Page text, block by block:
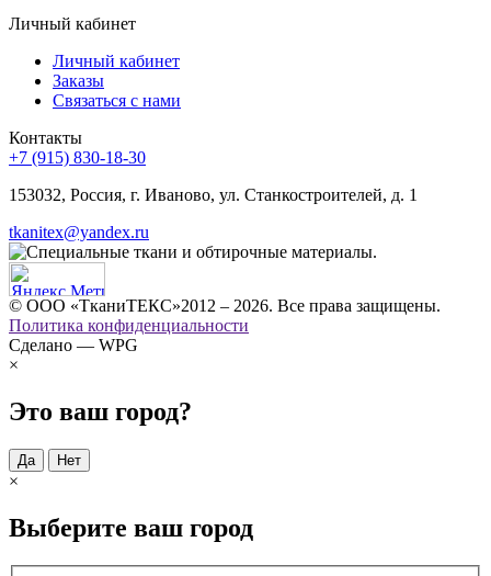
Личный кабинет
Личный кабинет
Заказы
Связаться с нами
Контакты
+7 (915) 830-18-30
153032, Россия, г. Иваново, ул. Станкостроителей, д. 1
tkanitex@yandex.ru
© ООО «ТканиТЕКС»2012 – 2026. Все права защищены.
Политика конфиденциальности
Сделано — WPG
×
Это ваш город?
Да Нет
×
Выберите ваш город